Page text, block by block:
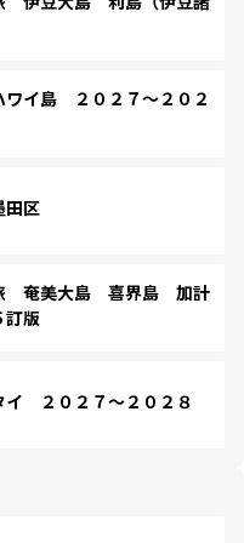
イ島 ２０２７～２０２
区
奄美大島 喜界島 加計
版
２０２７～２０２８